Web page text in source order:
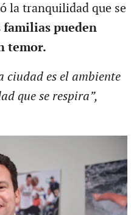
la tranquilidad que se
familias pueden
temor.
ciudad es el ambiente
que se respira”,